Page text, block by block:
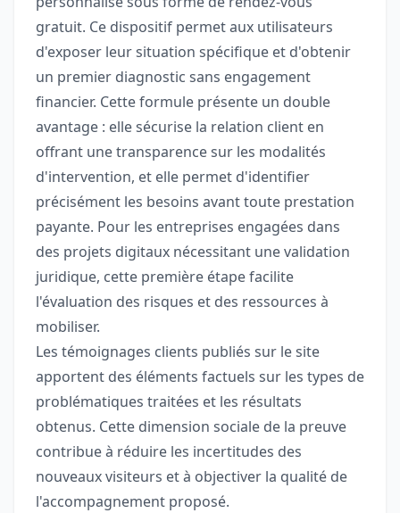
gratuit. Ce dispositif permet aux utilisateurs
d'exposer leur situation spécifique et d'obtenir
un premier diagnostic sans engagement
financier. Cette formule présente un double
avantage : elle sécurise la relation client en
offrant une transparence sur les modalités
d'intervention, et elle permet d'identifier
précisément les besoins avant toute prestation
payante. Pour les entreprises engagées dans
des projets digitaux nécessitant une validation
juridique, cette première étape facilite
l'évaluation des risques et des ressources à
mobiliser.
Les témoignages clients publiés sur le site
apportent des éléments factuels sur les types de
problématiques traitées et les résultats
obtenus. Cette dimension sociale de la preuve
contribue à réduire les incertitudes des
nouveaux visiteurs et à objectiver la qualité de
l'accompagnement proposé.